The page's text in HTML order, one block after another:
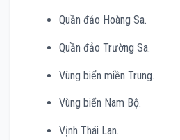
Quần đảo Hoàng Sa.
Quần đảo Trường Sa.
Vùng biển miền Trung.
Vùng biển Nam Bộ.
Vịnh Thái Lan.